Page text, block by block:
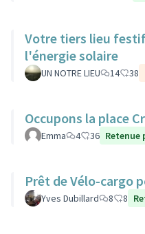
Votre tiers lieu
l'énergie solaire
UN NOTRE LIEU 14 38
Occupons la place
Emma 4 36 Retenue
Prêt de Vélo-cargo
Yves Dubillard 8 8